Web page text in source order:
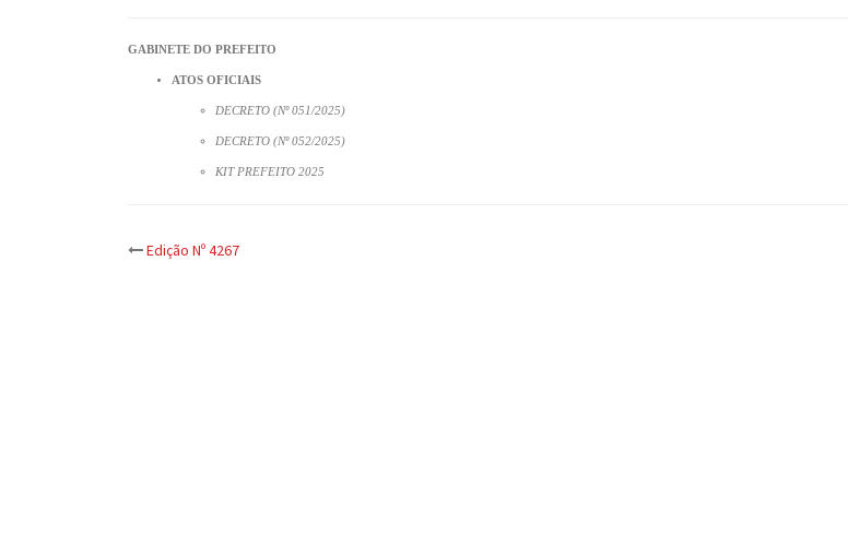
GABINETE DO PREFEITO
ATOS OFICIAIS
DECRETO (Nº 051/2025)
DECRETO (Nº 052/2025)
KIT PREFEITO 2025
Post
Edição Nº 4267